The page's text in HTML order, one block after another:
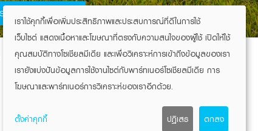
SIGN UP
ข่าวสารและกิจกรรม
ร่วมงานกับมิตรผล
เราใช้คุกกี้เพื่อเพิ่มประสิทธิภาพและประสบการณ์ที่ดีในการใช้
เว็บไซต์ แสดงเนื้อหาและโฆษณาที่ตรงกับความสนใจของผู้ใช้ เปิดให้ใช้
คุณสมบัติทางโซเชียลมีเดีย และเพื่อวิเคราะห์การเข้าถึงข้อมูลของเรา
เรายังแบ่งปันข้อมูลการใช้งานไซต์กับพาร์ทเนอร์โซเชียลมีเดีย การ
โฆษณาและพาร์ทเนอร์การวิเคราะห์ของเราอีกด้วย.
ตั้งค่าคุกกี้ ปฏิเสธ ตกลง